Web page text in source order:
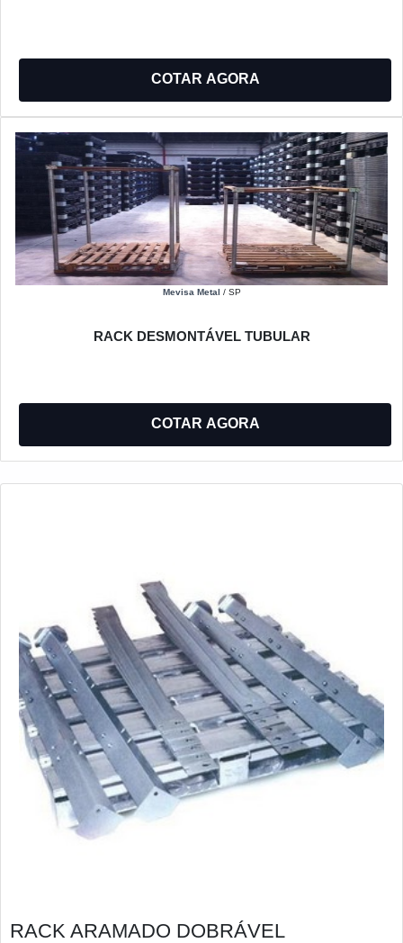
COTAR AGORA
Mevisa Metal / SP
RACK DESMONTÁVEL TUBULAR
COTAR AGORA
RACK ARAMADO DOBRÁVEL